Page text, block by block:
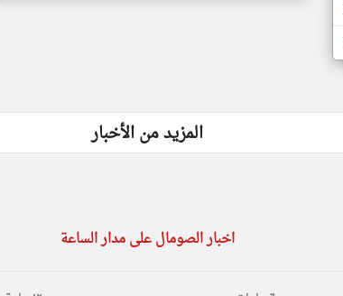
المزيد من الأخبار
اخبار الصومال على مدار الساعة